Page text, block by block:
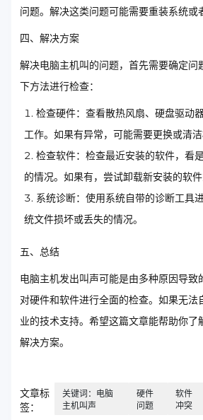
问题。解决这类问题可能需要重装系统或
四、解决方案
解决电脑主机叫的问题，首先需要确定问
下方法进行检查：
检查硬件：查看散热风扇、硬盘驱动
工作。如果有异常，可能需要更换或清洁
检查软件：检查最近安装的软件，看
的情况。如果有，尝试卸载新安装的软件
系统诊断：使用系统自带的诊断工具
统文件损坏或丢失的情况。
五、总结
电脑主机发出叫声可能是由多种原因导致
对硬件和软件进行全面的检查。如果无法
业的技术支持。希望这篇文章能帮助你了
解决方案。
文章标
签：
关键词：电脑
主机叫声
硬件
问题
软件
冲突